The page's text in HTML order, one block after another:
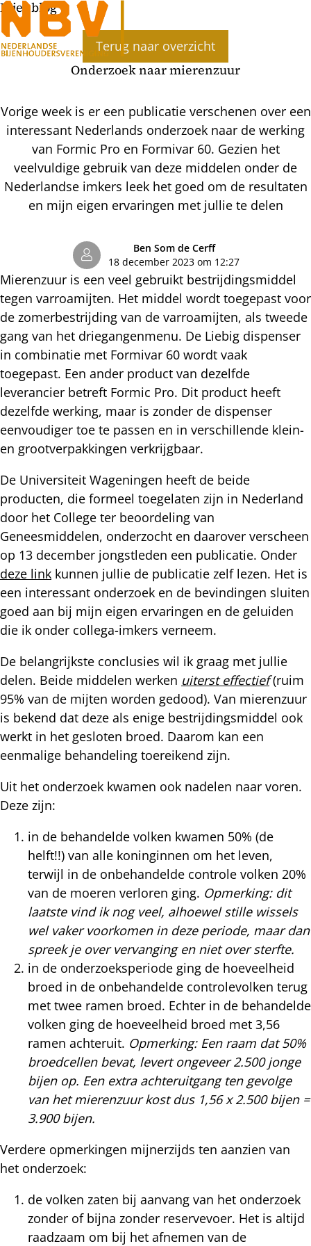
Bijenblog
Terug naar overzicht
Onderzoek naar mierenzuur
Vorige week is er een publicatie verschenen over een
interessant Nederlands onderzoek naar de werking
van Formic Pro en Formivar 60. Gezien het
veelvuldige gebruik van deze middelen onder de
Nederlandse imkers leek het goed om de resultaten
en mijn eigen ervaringen met jullie te delen
Ben Som de Cerff
18 december 2023 om 12:27
Mierenzuur is een veel gebruikt bestrijdingsmiddel
tegen varroamijten. Het middel wordt toegepast voor
de zomerbestrijding van de varroamijten, als tweede
gang van het driegangenmenu. De Liebig dispenser
in combinatie met Formivar 60 wordt vaak
toegepast. Een ander product van dezelfde
leverancier betreft Formic Pro. Dit product heeft
dezelfde werking, maar is zonder de dispenser
eenvoudiger toe te passen en in verschillende klein-
en grootverpakkingen verkrijgbaar.
De Universiteit Wageningen heeft de beide
producten, die formeel toegelaten zijn in Nederland
door het College ter beoordeling van
Geneesmiddelen, onderzocht en daarover verscheen
op 13 december jongstleden een publicatie. Onder
deze link kunnen jullie de publicatie zelf lezen. Het is
een interessant onderzoek en de bevindingen sluiten
goed aan bij mijn eigen ervaringen en de geluiden
die ik onder collega-imkers verneem.
De belangrijkste conclusies wil ik graag met jullie
delen. Beide middelen werken uiterst effectief(ruim
95% van de mijten worden gedood). Van mierenzuur
is bekend dat deze als enige bestrijdingsmiddel ook
werkt in het gesloten broed. Daarom kan een
eenmalige behandeling toereikend zijn.
Uit het onderzoek kwamen ook nadelen naar voren.
Deze zijn:
in de behandelde volken kwamen 50% (de
helft!!) van alle koninginnen om het leven,
terwijl in de onbehandelde controle volken 20%
van de moeren verloren ging. Opmerking: dit
laatste vind ik nog veel, alhoewel stille wissels
wel vaker voorkomen in deze periode, maar dan
spreek je over vervanging en niet over sterfte.
in de onderzoeksperiode ging de hoeveelheid
broed in de onbehandelde controlevolken terug
met twee ramen broed. Echter in de behandelde
volken ging de hoeveelheid broed met 3,56
ramen achteruit. Opmerking: Een raam dat 50%
broedcellen bevat, levert ongeveer 2.500 jonge
bijen op. Een extra achteruitgang ten gevolge
van het mierenzuur kost dus 1,56 x 2.500 bijen =
3.900 bijen.
Verdere opmerkingen mijnerzijds ten aanzien van
het onderzoek:
de volken zaten bij aanvang van het onderzoek
zonder of bijna zonder reservevoer. Het is altijd
raadzaam om bij het afnemen van de